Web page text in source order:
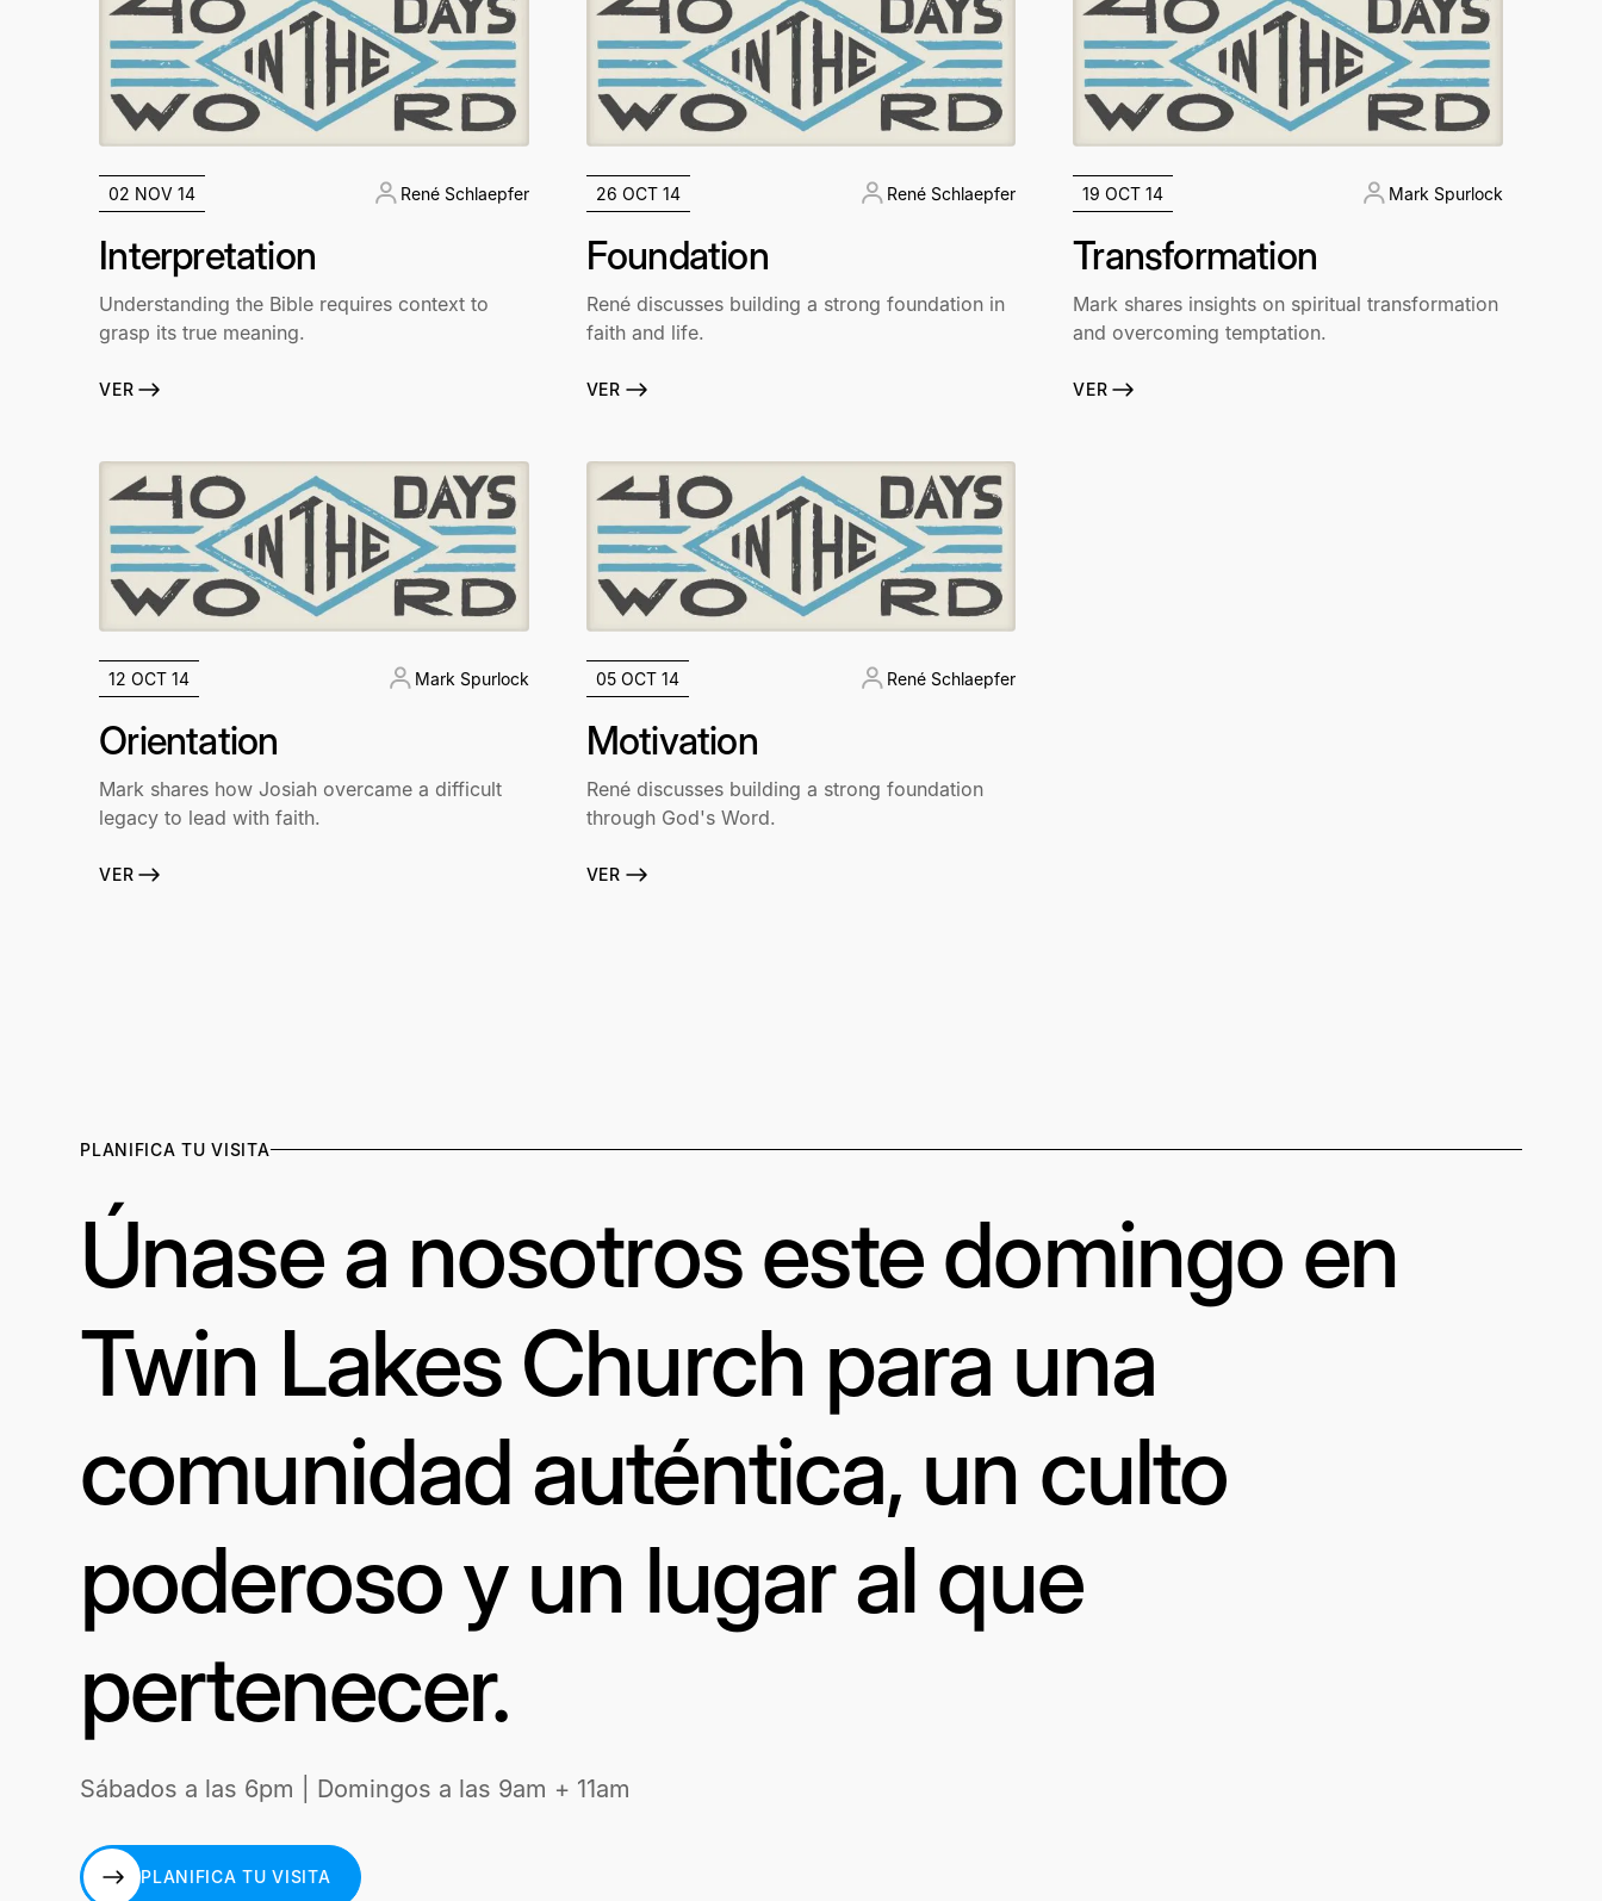
02 NOV 14 René Schlaepfer
Interpretation
Understanding the Bible requires context to
grasp its true meaning.
VER
26 OCT 14 René Schlaepfer
Foundation
René discusses building a strong foundation in
faith and life.
VER
19 OCT 14 Mark Spurlock
Transformation
Mark shares insights on spiritual transformation
and overcoming temptation.
VER
12 OCT 14 Mark Spurlock
Orientation
Mark shares how Josiah overcame a difficult
legacy to lead with faith.
VER
05 OCT 14 René Schlaepfer
Motivation
René discusses building a strong foundation
through God's Word.
VER
PLANIFICA TU VISITA
Únase a nosotros este domingo en
Twin Lakes Church para una
comunidad auténtica, un culto
poderoso y un lugar al que
pertenecer.
Sábados a las 6pm | Domingos a las 9am + 11am
PLANIFICA TU VISITA